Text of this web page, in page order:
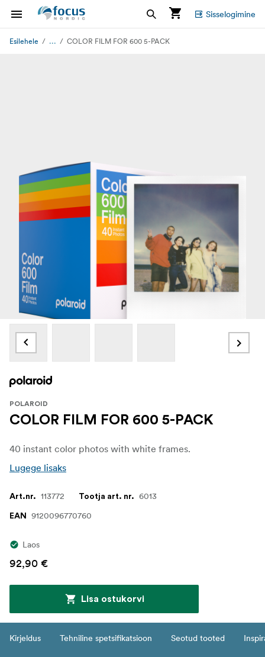
Sisselogimine
Esilehele ... COLOR FILM FOR 600 5-PACK
POLAROID
COLOR FILM FOR 600 5-PACK
40 instant color photos with white frames.
Lugege lisaks
Art.nr. 113772 Tootja art. nr. 6013
EAN 9120096770760
Laos
92,90 €
Lisa ostukorvi
Kirjeldus Tehniline spetsifikatsioon Seotud tooted